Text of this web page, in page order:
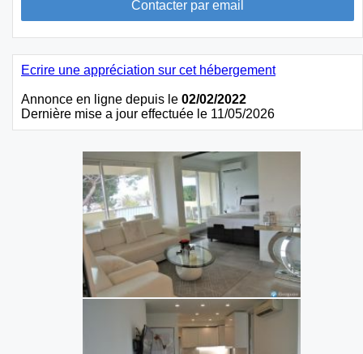
Ecrire une appréciation sur cet hébergement
Annonce en ligne depuis le 02/02/2022
Dernière mise a jour effectuée le 11/05/2026